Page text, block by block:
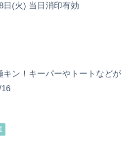
日(火) 当日消印有効
キン！キーパーやトートなどが